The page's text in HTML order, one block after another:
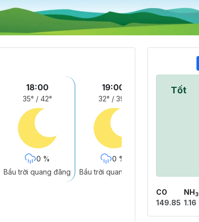
18:00
35° / 42°
0 %
Bầu trời quang đãng
19:00
32° / 39°
0 %
Bầu trời quang đãng
20:00
Tốt
CO
149.85
NH 3
1.16